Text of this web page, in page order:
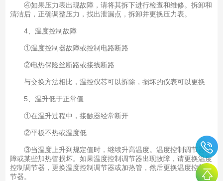
④如果压力表出现故障，请将其拆下进行检查和维修。拆卸和
清洁后，正确调整压力，找出泄漏点，拆卸并更换压力表。
4、温度控制故障
①温度控制器故障或控制电路断路
②电热保险丝断路或接线断路
与交换方法相比，温控仪芯可以拆除，损坏的仪表可以更换
5、温升低于正常值
①在温升过程中，接触器经常断开
②平板不热或温度低
③当温度上升到规定值时，继续升高温度。温度控制调节器故
障或某些加热管损坏。如果温度控制调节器出现故障，请更换温度
控制调节器，更换温度控制调节器或加热管，然后更换温度控制调
节器。